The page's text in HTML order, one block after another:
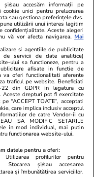
13 iul.
13 iul.
și/sau accesăm informații pe
unici pentru prelucrarea
sau gestiona preferințele dvs.
utilizării unui interes legitim
confidențialitate. Aceste alegeri
vă vor afecta navigarea. Mai
si agentiile de publicitate
de servicii de date analitice)
ului sa functioneze, pentru a
afisate in functie de
oferi functionalitati aferente
traficul pe website. Beneficiati
din GDPR in legatura cu
Aceste drepturi pot fi exercitate
“ACCEPT TOATE”, acceptati
care implica inclusiv acceptul
de catre Vendor-ii cu
SA MODIFIC SETARILE
in mod individual, mai putin
functionarea website-ului.
datele pentru a oferi:
Utilizarea profilurilor pentru
Stocarea și/sau accesarea
și îmbunătățirea serviciilor.